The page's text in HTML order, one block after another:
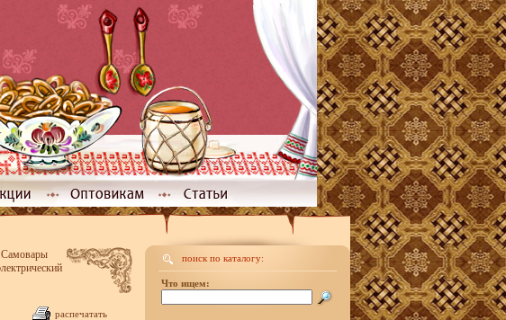
Самовары
распечатать
поиск по каталогу:
Что ищем: